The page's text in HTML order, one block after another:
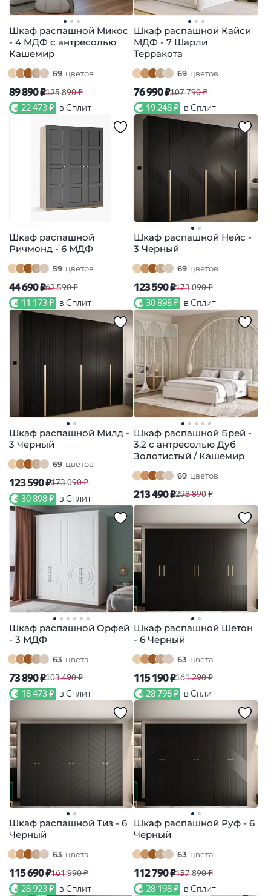
Шкаф распашной Микос
- 4 МДФ с антресолью
Кашемир
69 цветов
89 890 ₽125 890 ₽
22 473 ₽ в Сплит
Шкаф распашной Кайси
МДФ - 7 Шарли
Терракота
69 цветов
76 990 ₽107 790 ₽
19 248 ₽ в Сплит
Шкаф распашной
Ричмонд - 6 МДФ
59 цветов
44 690 ₽62 590 ₽
11 173 ₽ в Сплит
Шкаф распашной Нейс -
3 Черный
69 цветов
123 590 ₽173 090 ₽
30 898 ₽ в Сплит
Шкаф распашной Милд -
3 Черный
69 цветов
123 590 ₽173 090 ₽
30 898 ₽ в Сплит
Шкаф распашной Брей -
3.2 с антресолью Дуб
Золотистый / Кашемир
69 цветов
213 490 ₽298 890 ₽
Шкаф распашной Орфей
- 3 МДФ
63 цвета
73 890 ₽103 490 ₽
18 473 ₽ в Сплит
Шкаф распашной Шетон
- 6 Черный
63 цвета
115 190 ₽161 290 ₽
28 798 ₽ в Сплит
Шкаф распашной Тиз - 6
Черный
63 цвета
115 690 ₽161 990 ₽
28 923 ₽ в Сплит
Шкаф распашной Руф - 6
Черный
63 цвета
112 790 ₽157 890 ₽
28 198 ₽ в Сплит